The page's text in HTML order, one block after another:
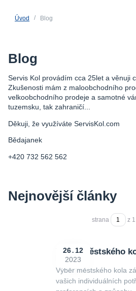
Úvod Blog
Blog
Servis Kol provádím cca 25let a věnuji
Zkušenosti mám z maloobchodního
velkoobchodního prodeje a samotné
tuzemsku, tak zahraničí...
Děkuji, že využíváte ServisKol.com
Bědajanek
+420 732 562 562
Nejnovější články
strana z 1
Výběr městského
26
12
2023
Výběr městského kola
vašich individuálních